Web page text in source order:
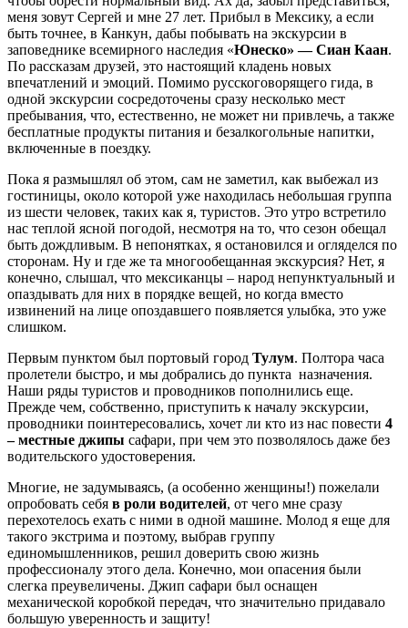
меня зовут Сергей и мне 27 лет. Прибыл в Мексику, а если
быть точнее, в Канкун, дабы побывать на экскурсии в
заповеднике всемирного наследия «Юнеско» — Сиан Каан.
По рассказам друзей, это настоящий кладень новых
впечатлений и эмоций. Помимо русскоговорящего гида, в
одной экскурсии сосредоточены сразу несколько мест
пребывания, что, естественно, не может ни привлечь, а также
бесплатные продукты питания и безалкогольные напитки,
включенные в поездку.
Пока я размышлял об этом, сам не заметил, как выбежал из
гостиницы, около которой уже находилась небольшая группа
из шести человек, таких как я, туристов. Это утро встретило
нас теплой ясной погодой, несмотря на то, что сезон обещал
быть дождливым. В непонятках, я остановился и огляделся по
сторонам. Ну и где же та многообещанная экскурсия? Нет, я
конечно, слышал, что мексиканцы – народ непунктуальный и
опаздывать для них в порядке вещей, но когда вместо
извинений на лице опоздавшего появляется улыбка, это уже
слишком.
Первым пунктом был портовый город Тулум. Полтора часа
пролетели быстро, и мы добрались до пункта назначения.
Наши ряды туристов и проводников пополнились еще.
Прежде чем, собственно, приступить к началу экскурсии,
проводники поинтересовались, хочет ли кто из нас повести 4
– местные джипы сафари, при чем это позволялось даже без
водительского удостоверения.
Многие, не задумываясь, (а особенно женщины!) пожелали
опробовать себя в роли водителей, от чего мне сразу
перехотелось ехать с ними в одной машине. Молод я еще для
такого экстрима и поэтому, выбрав группу
единомышленников, решил доверить свою жизнь
профессионалу этого дела. Конечно, мои опасения были
слегка преувеличены. Джип сафари был оснащен
механической коробкой передач, что значительно придавало
большую уверенность и защиту!